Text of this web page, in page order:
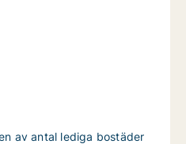
av antal lediga bostäder